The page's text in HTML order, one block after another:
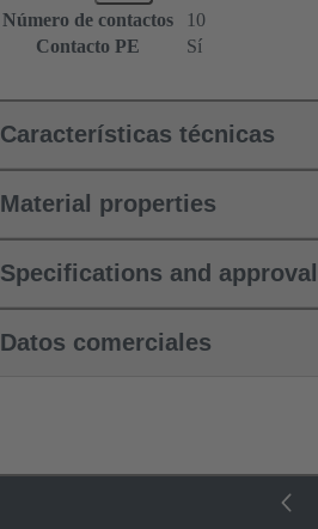
Número de contactos
10
Contacto PE
Sí
Características técnicas
Material properties
Specifications and
Datos comerciales